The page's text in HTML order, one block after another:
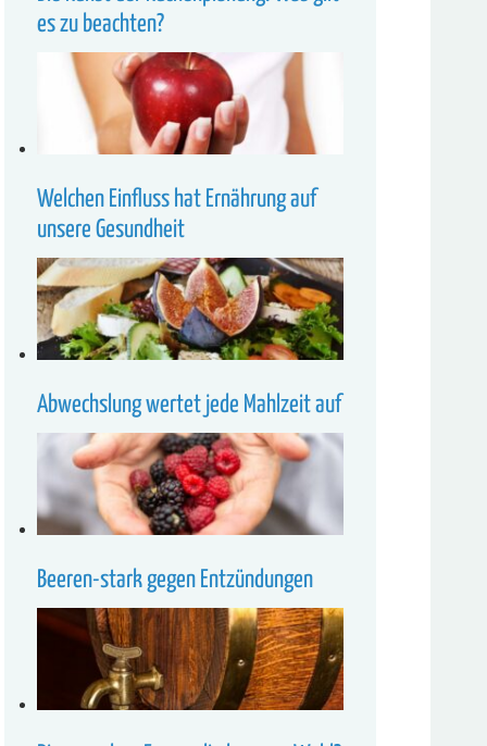
es zu beachten?
Welchen Einfluss hat Ernährung auf
unsere Gesundheit
Abwechslung wertet jede Mahlzeit auf
Beeren-stark gegen Entzündungen